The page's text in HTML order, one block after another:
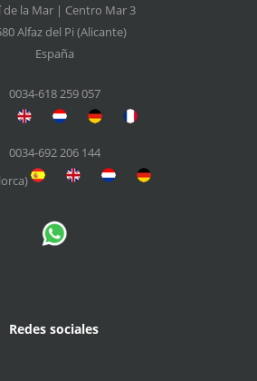
de la Mar | Centro Mar 3
Alfaz del Pi (Alicante)
España
0034-618 259 057
0034-692 206 144
Redes sociales